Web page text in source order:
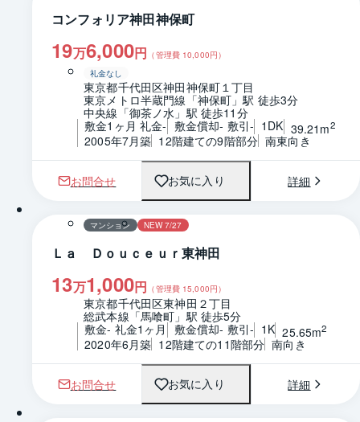
コンフォリア神田神保町
19万6,000円 （管理費 10,000円）
礼金なし
東京都千代田区神田神保町１丁目
東京メトロ半蔵門線「神保町」駅 徒歩3分
中央線「御茶ノ水」駅 徒歩11分
敷金1ヶ月 礼金- 敷金償却- 敷引- 1DK 39.21m2
2005年7月築 12階建ての9階部分 南東向き
お問合せ お気に入り 詳細
1 / 0 間取り
マンション NEW 7/27
Ｌａ Ｄｏｕｃｅｕｒ東神田
13万1,000円 （管理費 15,000円）
東京都千代田区東神田２丁目
総武本線「馬喰町」駅 徒歩5分
敷金- 礼金1ヶ月
敷金償却- 敷引- 1K 25.65m2
2020年6月築 12階建ての11階部分 南向き
お問合せ お気に入り 詳細
1 / 0 間取り